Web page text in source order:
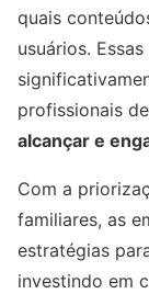
quais
usuários.
profissionais
alcançar e
Com a
familiares, as
estratégias
investindo em